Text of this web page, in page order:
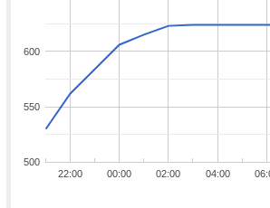
22:00 00:00 02:00 04:00
500
550
600